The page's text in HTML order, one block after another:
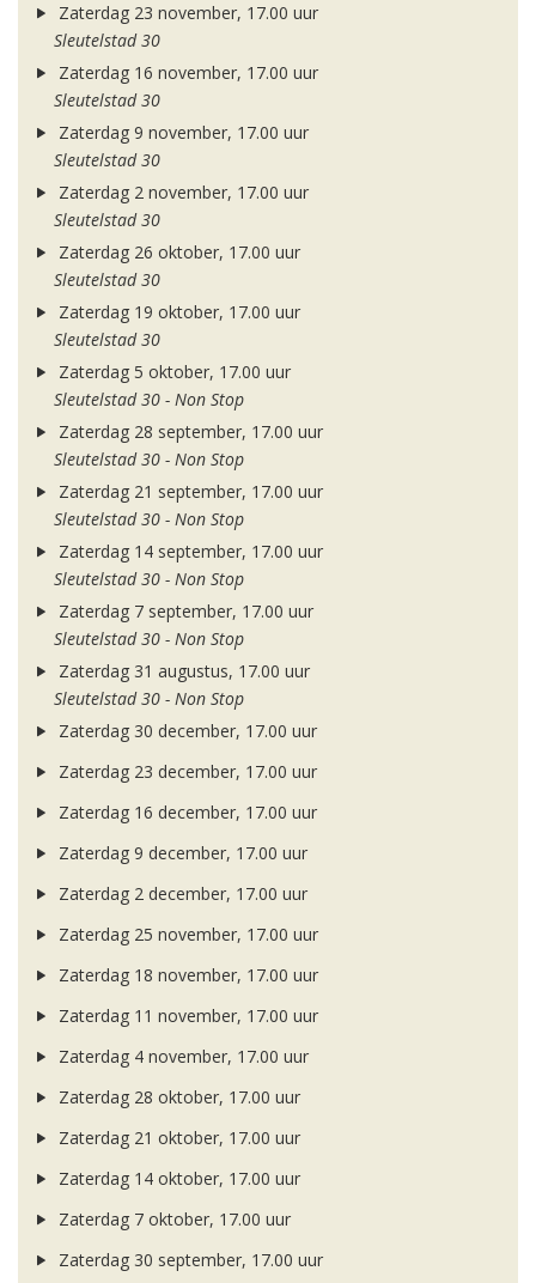
Zaterdag 23 november, 17.00 uur
Sleutelstad 30
Zaterdag 16 november, 17.00 uur
Sleutelstad 30
Zaterdag 9 november, 17.00 uur
Sleutelstad 30
Zaterdag 2 november, 17.00 uur
Sleutelstad 30
Zaterdag 26 oktober, 17.00 uur
Sleutelstad 30
Zaterdag 19 oktober, 17.00 uur
Sleutelstad 30
Zaterdag 5 oktober, 17.00 uur
Sleutelstad 30 - Non Stop
Zaterdag 28 september, 17.00 uur
Sleutelstad 30 - Non Stop
Zaterdag 21 september, 17.00 uur
Sleutelstad 30 - Non Stop
Zaterdag 14 september, 17.00 uur
Sleutelstad 30 - Non Stop
Zaterdag 7 september, 17.00 uur
Sleutelstad 30 - Non Stop
Zaterdag 31 augustus, 17.00 uur
Sleutelstad 30 - Non Stop
Zaterdag 30 december, 17.00 uur
Zaterdag 23 december, 17.00 uur
Zaterdag 16 december, 17.00 uur
Zaterdag 9 december, 17.00 uur
Zaterdag 2 december, 17.00 uur
Zaterdag 25 november, 17.00 uur
Zaterdag 18 november, 17.00 uur
Zaterdag 11 november, 17.00 uur
Zaterdag 4 november, 17.00 uur
Zaterdag 28 oktober, 17.00 uur
Zaterdag 21 oktober, 17.00 uur
Zaterdag 14 oktober, 17.00 uur
Zaterdag 7 oktober, 17.00 uur
Zaterdag 30 september, 17.00 uur